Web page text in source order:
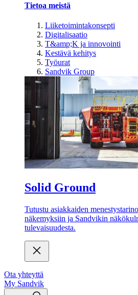
Tietoa meistä
Liiketoimintakonsepti
Digitalisaatio
T&amp;K ja innovointi
Kestävä kehitys
Työurat
Sandvik Group
Solid Ground
Tutustu asiakkaiden
näkemyksiin ja Sandvikin
tulevaisuudesta.
Ota yhteyttä
My Sandvik